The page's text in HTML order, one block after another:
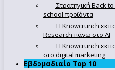
Στρατηγική Back
school προϊόντα
Η Knowcrunch
Research πάνω στο ΑΙ
Η Knowcrunch
στο digital marketing
Εβδομαδιαίο Top 10